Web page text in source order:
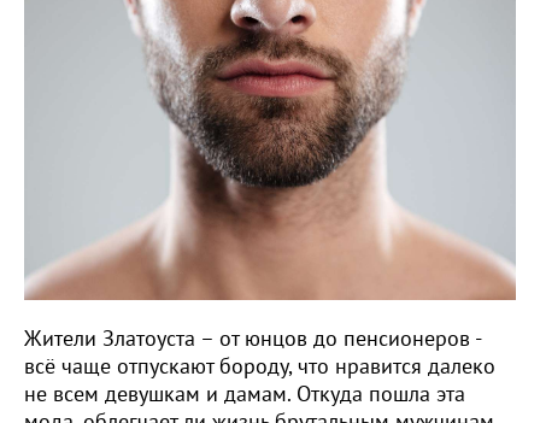
Жители Златоуста – от юнцов до пенсионеров -
всё чаще отпускают бороду, что нравится далеко
не всем девушкам и дамам. Откуда пошла эта